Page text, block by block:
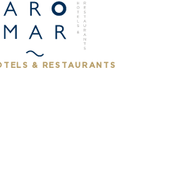
& RESTAURANTS